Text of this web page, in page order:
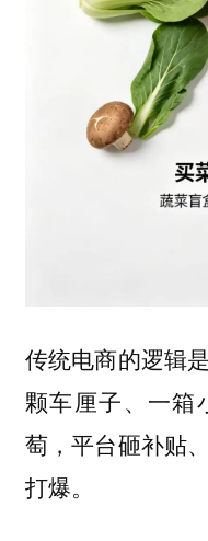
传统电商的逻辑
颗车厘子、一箱
萄，平台砸补贴
打爆。